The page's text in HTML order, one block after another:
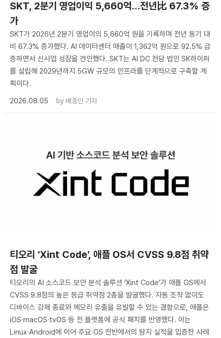
SKT, 2분기 영업이익 5,660억…전년比 67.3% 증
가
SKT가 2026년 2분기 영업이익 5,660억 원을 기록하며 전년 동기 대
비 67.3% 증가했다. AI 데이터센터 매출이 1,362억 원으로 92.5% 급
증하면서 신사업 성장을 견인했다. SKT는 AI DC 전담 법인 SK하이퍼
를 설립해 2029년까지 5GW 규모의 인프라를 단계적으로 구축할 계
획이다.
2026.08.05
by 배종인 기자
티오리 ‘Xint Code’, 애플 OS서 CVSS 9.8점 취약
점 발굴
티오리의 AI 소스코드 보안 분석 솔루션 ‘Xint Code’가 애플 OS에서
CVSS 9.8점의 높은 등급 취약점 2종을 발굴했다. 자동 조작 없이도
디바이스 강제 종료와 메모리 유출을 유발할 수 있는 결함으로, 애플은
iOS·macOS·tvOS 등 전 플랫폼에 공식 패치를 반영했다. 이는
Linux·Android에 이어 주요 OS 전반에서의 탐지 실적을 입증한 사례